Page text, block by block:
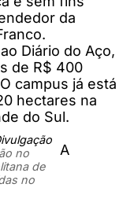
da
Diário do Aço,
de R$ 400
campus já está
hectares na
do Sul.
no
de
no
A